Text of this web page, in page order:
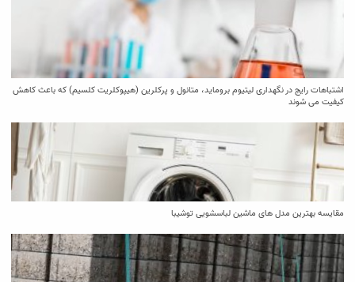
اشتباهات رایج در نگهداری لیتیوم بروماید، متانول و پرکلرین (هیپوکلریت کلسیم) که باعث کاهش
کیفیت می‌ شوند
مقایسه بهترین مدل ‌های ماشین لباسشویی توشیبا